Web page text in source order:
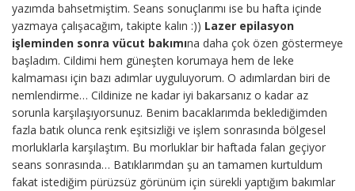
yazımda bahsetmiştim. Seans sonuçlarımı ise bu hafta içinde
yazmaya çalışacağım, takipte kalın :)) Lazer epilasyon
işleminden sonra vücut bakımına daha çok özen göstermeye
başladım. Cildimi hem güneşten korumaya hem de leke
kalmaması için bazı adımlar uyguluyorum. O adımlardan biri de
nemlendirme… Cildinize ne kadar iyi bakarsanız o kadar az
sorunla karşılaşıyorsunuz. Benim bacaklarımda beklediğimden
fazla batık olunca renk eşitsizliği ve işlem sonrasında bölgesel
morluklarla karşılaştım. Bu morluklar bir haftada falan geçiyor
seans sonrasında… Batıklarımdan şu an tamamen kurtuldum
fakat istediğim pürüzsüz görünüm için sürekli yaptığım bakımlar